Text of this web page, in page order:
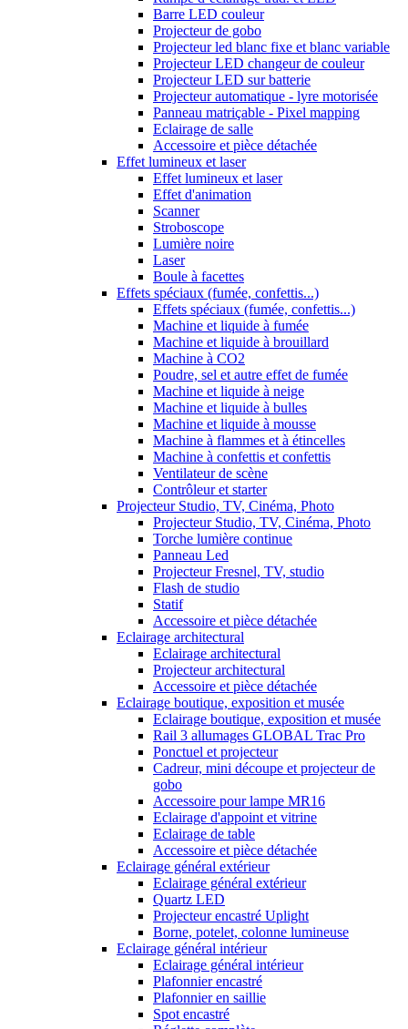
Barre LED couleur
Projecteur de gobo
Projecteur led blanc fixe et blanc variable
Projecteur LED changeur de couleur
Projecteur LED sur batterie
Projecteur automatique - lyre motorisée
Panneau matriçable - Pixel mapping
Eclairage de salle
Accessoire et pièce détachée
Effet lumineux et laser
Effet lumineux et laser
Effet d'animation
Scanner
Stroboscope
Lumière noire
Laser
Boule à facettes
Effets spéciaux (fumée, confettis...)
Effets spéciaux (fumée, confettis...)
Machine et liquide à fumée
Machine et liquide à brouillard
Machine à CO2
Poudre, sel et autre effet de fumée
Machine et liquide à neige
Machine et liquide à bulles
Machine et liquide à mousse
Machine à flammes et à étincelles
Machine à confettis et confettis
Ventilateur de scène
Contrôleur et starter
Projecteur Studio, TV, Cinéma, Photo
Projecteur Studio, TV, Cinéma, Photo
Torche lumière continue
Panneau Led
Projecteur Fresnel, TV, studio
Flash de studio
Statif
Accessoire et pièce détachée
Eclairage architectural
Eclairage architectural
Projecteur architectural
Accessoire et pièce détachée
Eclairage boutique, exposition et musée
Eclairage boutique, exposition et musée
Rail 3 allumages GLOBAL Trac Pro
Ponctuel et projecteur
Cadreur, mini découpe et projecteur de
gobo
Accessoire pour lampe MR16
Eclairage d'appoint et vitrine
Eclairage de table
Accessoire et pièce détachée
Eclairage général extérieur
Eclairage général extérieur
Quartz LED
Projecteur encastré Uplight
Borne, potelet, colonne lumineuse
Eclairage général intérieur
Eclairage général intérieur
Plafonnier encastré
Plafonnier en saillie
Spot encastré